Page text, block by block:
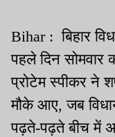
Bihar : बिहार
पहले दिन सोमवार
प्रोटेम स्पीकर ने
मौके आए, जब
पढ़ते-पढ़ते बीच में